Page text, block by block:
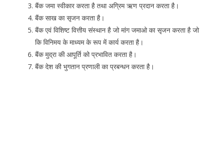
बैंक जमा स्वीकार करता है तथा अग्रिम ऋण प्रदान करता है।
बैंक साख का सृजन करता है।
बैंक एवं विशिष्ट वित्तीय संस्थान है जो मांग जमाओ का सृजन करता है जो
कि विनिमय के माध्यम के रूप में कार्य करता है।
बैंक मुद्रा की आपूर्ति को प्रभावित करता है।
बैंक देश की भुगतान प्रणाली का प्रबन्धन करता है।